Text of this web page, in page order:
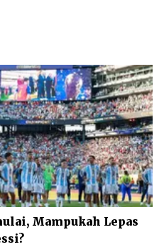
Mampukah Lepas